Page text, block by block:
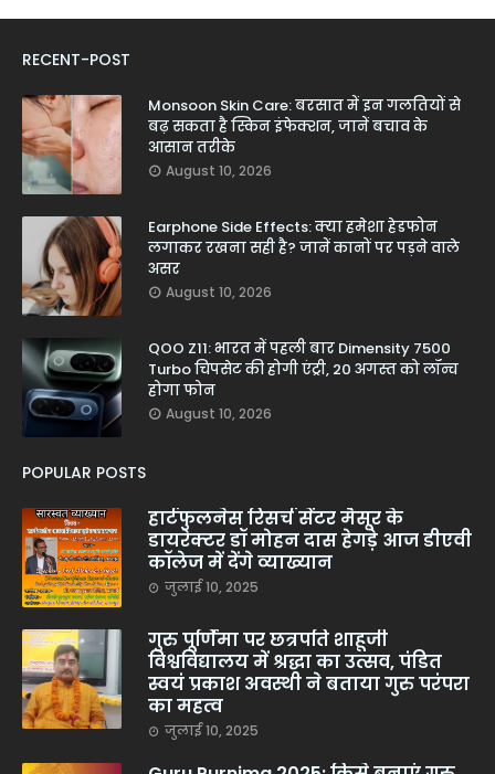
RECENT-POST
Monsoon Skin Care: बरसात में इन गलतियों से
बढ़ सकता है स्किन इंफेक्शन, जानें बचाव के
आसान तरीके
August 10, 2026
Earphone Side Effects: क्या हमेशा हेडफोन
लगाकर रखना सही है? जानें कानों पर पड़ने वाले
असर
August 10, 2026
QOO Z11: भारत में पहली बार Dimensity 7500
Turbo चिपसेट की होगी एंट्री, 20 अगस्त को लॉन्च
होगा फोन
August 10, 2026
POPULAR POSTS
हार्टफुलनेस रिसर्च सेंटर मैसूर के
डायरेक्टर डॉ मोहन दास हेगड़े आज डीएवी
कॉलेज में देंगे व्याख्यान
जुलाई 10, 2025
गुरु पूर्णिमा पर छत्रपति शाहूजी
विश्वविद्यालय में श्रद्धा का उत्सव, पंडित
स्वयं प्रकाश अवस्थी ने बताया गुरु परंपरा
का महत्व
जुलाई 10, 2025